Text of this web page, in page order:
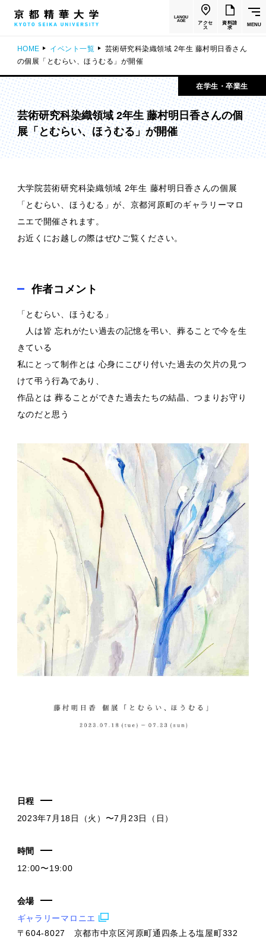
LANGU
AGE
アクセ
ス
資料請
求
MENU
HOME イベント一覧
芸術研究科染織領域 2年生 藤村明日香さん
の個展「とむらい、ほうむる」が開催
在学生・卒業生
芸術研究科染織領域 2年生 藤村明日香さんの個
展「とむらい、ほうむる」が開催
大学院芸術研究科染織領域 2年生 藤村明日香さんの個展
「とむらい、ほうむる」が、京都河原町のギャラリーマロ
ニエで開催されます。
お近くにお越しの際はぜひご覧ください。
作者コメント
「とむらい、ほうむる」
人は皆 忘れがたい過去の記憶を弔い、葬ることで今を生
きている
私にとって制作とは 心身にこびり付いた過去の欠片の見つ
けて弔う行為であり、
作品とは 葬ることができた過去たちの結晶、つまりお守り
なのだと思う
日程
2023年7月18日（火）〜7月23日（日）
時間
12:00〜19:00
会場
ギャラリーマロニエ
〒604-8027 京都市中京区河原町通四条上る塩屋町332